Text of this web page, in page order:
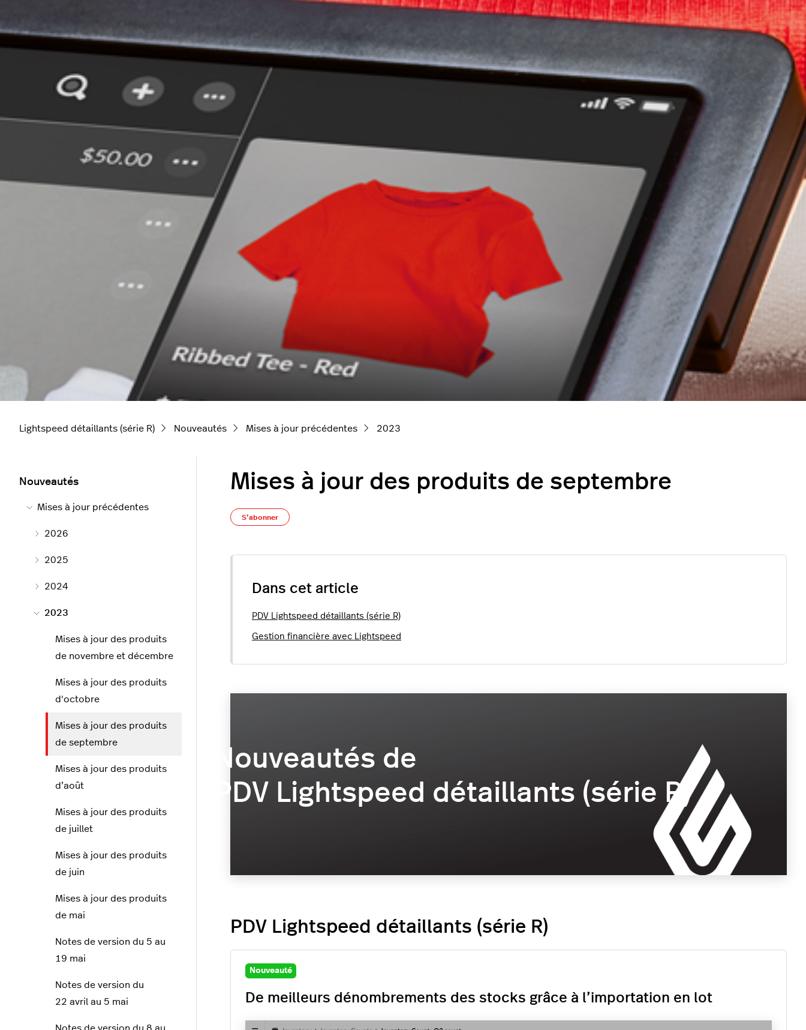
Lightspeed détaillants (série R) Nouveautés Mises à jour précédentes 2023
Mises à jour des produits de septembre
S’abonner
Dans cet article
PDV Lightspeed détaillants (série R)
Gestion financière avec Lightspeed
Nouveautés de
PDV Lightspeed détaillants (série R)
PDV Lightspeed détaillants (série R)
Nouveauté
De meilleurs dénombrements des stocks grâce à l’importation en lot
Nouveautés
Mises à jour précédentes
2026
2025
2024
2023
Mises à jour des produits
de novembre et décembre
Mises à jour des produits
d'octobre
Mises à jour des produits
de septembre
Mises à jour des produits
d’août
Mises à jour des produits
de juillet
Mises à jour des produits
de juin
Mises à jour des produits
de mai
Notes de version du 5 au
19 mai
Notes de version du
22 avril au 5 mai